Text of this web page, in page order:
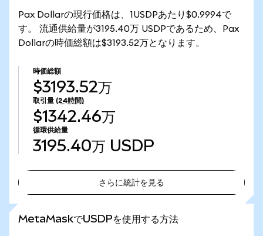
Pax Dollarの現行価格は、1USDPあたり$0.9994で
す。 流通供給量が3195.40万 USDPであるため、Pax
Dollarの時価総額は$3193.52万となります。
時価総額
$3193.52万
取引量 (24時間)
$1342.46万
循環供給量
3195.40万 USDP
さらに統計を見る
MetaMaskでUSDPを使用する方法